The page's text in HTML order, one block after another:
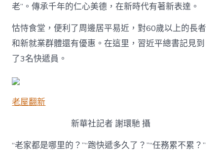
老”。傳承千年的仁心美德，在新時代有著新表達。
怙恃食堂，便利了周邊居平易近，對60歲以上的長者
和新就業群體還有優惠。在這里，習近平總書記見到
了3名快遞員。
老屋翻新
新華社記者 謝環馳 攝
“老家都是哪里的？”“跑快遞多久了？”“任務累不累？”